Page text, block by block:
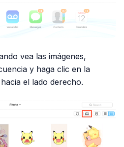
vea las imágenes,
y haga clic en la
el lado derecho.